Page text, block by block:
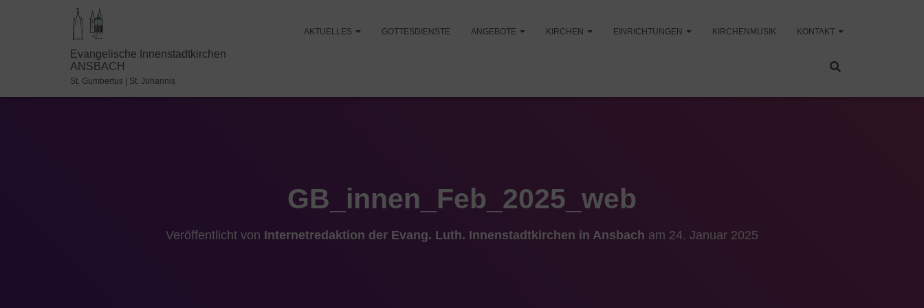
Evangelische Innenstadtkirchen
ANSBACH
St. Gumbertus | St. Johannis
AKTUELLES GOTTESDIENSTE ANGEBOTE KIRCHEN EINRICHTUNGEN KIRCHENMUSIK KONTAKT
GB_innen_Feb_2025_web
Veröffentlicht von Internetredaktion der Evang. Luth. Innenstadtkirchen in Ansbach am 24. Januar 2025